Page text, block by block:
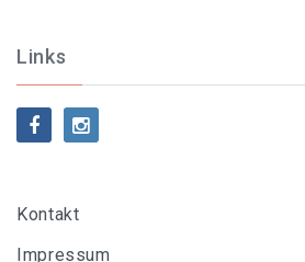
Links
Kontakt
Impressum